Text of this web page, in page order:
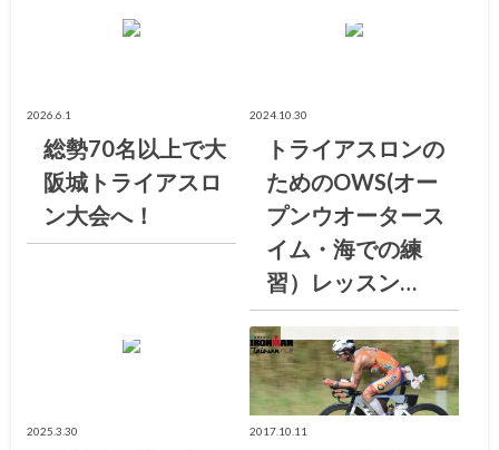
2026.6.1
総勢70名以上で大
阪城トライアスロ
ン大会へ！
2024.10.30
トライアスロンの
ためのOWS(オー
プンウオータース
イム・海での練
習）レッスン…
2025.3.30 2017.10.11